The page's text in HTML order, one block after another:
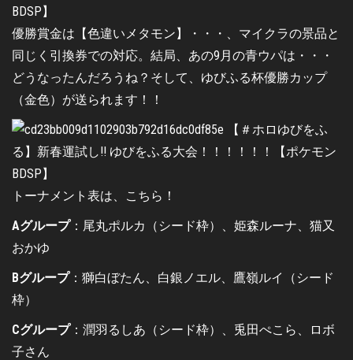
優勝賞金は【色違いメタモン】・・・、マイクラの景品と
同じく引換券での対応。結局、あの9月の青ウパは・・・
どうなったんだろうね？そして、ゆびふる杯優勝カップ
（金色）が送られます！！
トーナメント表は、こちら！
Aグループ：尾丸ポルカ（シード枠）、姫森ルーナ、猫又
おかゆ
Bグループ：獅白ぼたん、白銀ノエル、鷹嶺ルイ（シード
枠）
Cグループ：潤羽るしあ（シード枠）、兎田ぺこら、ロボ
子さん